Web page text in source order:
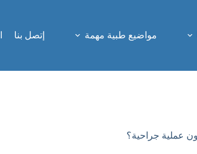
مواضيع طبية مهمة إتصل بنا